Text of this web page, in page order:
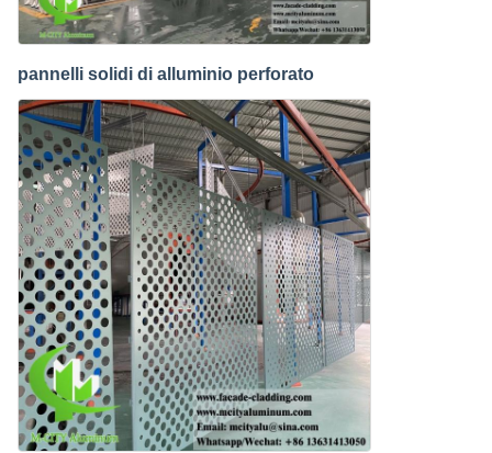
pannelli solidi di alluminio perforato